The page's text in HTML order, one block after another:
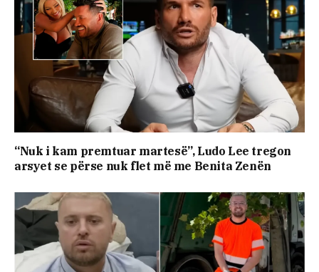
“Nuk i kam premtuar martesë”, Ludo Lee tregon
arsyet se përse nuk flet më me Benita Zenën